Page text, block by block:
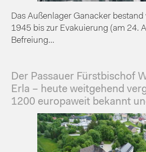
Das Außenlager Ganacker
1945 bis zur Evakuierung (am 24.
Befreiung...
Der Passauer Fürstbischof
Erla – heute weitgehend
1200 europaweit bekannt